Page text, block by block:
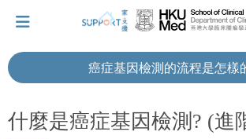
什麼是癌症基因檢測? (進
癌症基因檢測的流程是怎樣